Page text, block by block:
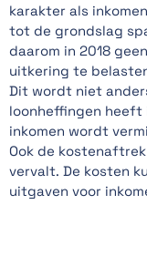
karakter als
tot de grondslag
daarom in 2018
uitkering te
Dit wordt niet
loonheffingen heeft
inkomen wordt
Ook de
vervalt. De kosten
uitgaven voor